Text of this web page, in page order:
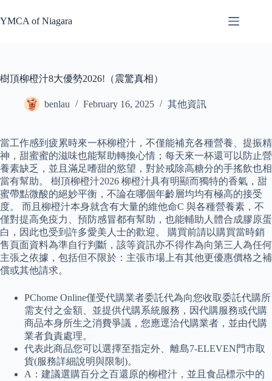
to
content
YMCA of Niagara
樹頂柳橙汁8大優勢2026!（震驚真相）
benlau February 16, 2025 其他資訊
當工作感到疲累時來一杯柳橙汁，不僅能補充各種營養、提振精
神，甜蜜蜜的滋味也能幫助轉換心情；每天來一杯還可以防止營
養素缺乏，並且滿足嗜甜的慾望，對於戒除高糖分的手搖飲也相
當有幫助。 樹頂柳橙汁2026 柳橙汁具有明顯而獨特的香氣，甜
蜜帶點微酸的絕妙平衡，不論在哪個年齡層均均有極高的接受
度。 而且柳橙汁本身就含有大量的維他命C 與各種營養素，不
僅對提高免疫力、預防感冒都有幫助，也能輔助人體合成膠原蛋
白，因此也受到許多愛美人士的歡迎。 購買前請以購買當時銷
售頁面資料為準自行判斷，該等資訊亦不得作為向第三人為任何
主張之依據，包括但不限於：主張市場上有其他更優惠價格之補
償或其他請求。
PChome Online僅受代購業者委託代為向您收取委託代購所
需支付之金額、並提供代購系統服務，因代購服務或代購
商品本身所生之消費爭議，您應逕洽代購業者，並由代購
業者負責處理。
代表此商品您可以選擇至指定外、離島7-ELEVEN門市取
貨(服務詳細說明與限制)。
A：建議選購百分之百還原的柳橙汁，並且食品標示中的